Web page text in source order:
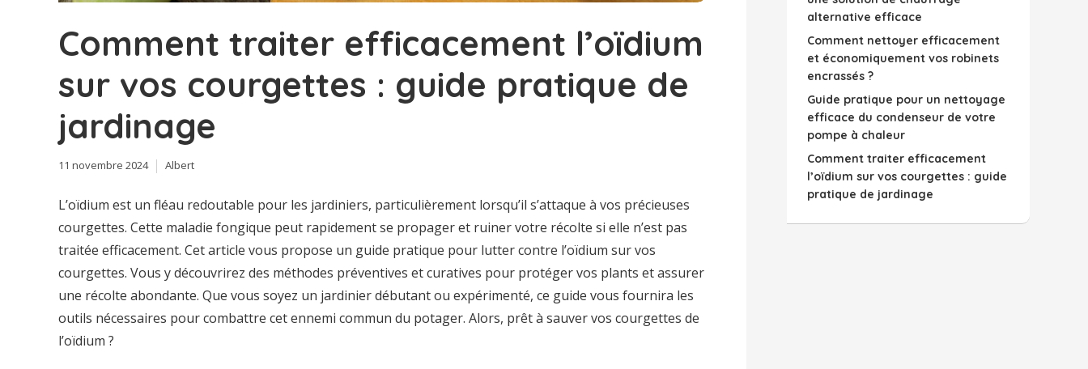
Comment traiter efficacement l’oïdium
sur vos courgettes : guide pratique de
jardinage
11 novembre 2024 Albert
L’oïdium est un fléau redoutable pour les jardiniers, particulièrement lorsqu’il s’attaque à vos précieuses
courgettes. Cette maladie fongique peut rapidement se propager et ruiner votre récolte si elle n’est pas
traitée efficacement. Cet article vous propose un guide pratique pour lutter contre l’oïdium sur vos
courgettes. Vous y découvrirez des méthodes préventives et curatives pour protéger vos plants et assurer
une récolte abondante. Que vous soyez un jardinier débutant ou expérimenté, ce guide vous fournira les
outils nécessaires pour combattre cet ennemi commun du potager. Alors, prêt à sauver vos courgettes de
l’oïdium ?
alternative efficace
Comment nettoyer efficacement
et économiquement vos robinets
encrassés ?
Guide pratique pour un nettoyage
efficace du condenseur de votre
pompe à chaleur
Comment traiter efficacement
l’oïdium sur vos courgettes : guide
pratique de jardinage